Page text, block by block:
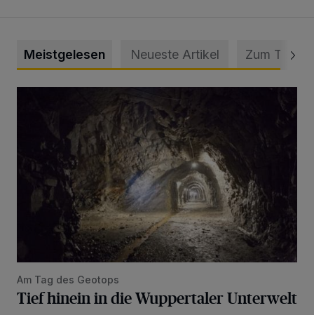
Meistgelesen Neueste Artikel Zum Thema
Am Tag des Geotops
Tief hinein in die Wuppertaler Unterwelt